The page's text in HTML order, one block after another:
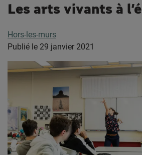
Les arts vivants à
Hors-les-murs
Publié le 29 janvier 2021